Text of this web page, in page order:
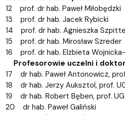
12 prof. dr hab. Paweł Miłobędzki
13 prof. dr hab. Jacek Rybicki
14 prof. dr hab. Agnieszka
15 prof. dr hab. Mirosław Szreder
16 prof. dr hab. Elżbieta
Profesorowie uczelni i
17 dr hab. Paweł Antonowicz,
18 dr hab. Jerzy Auksztol, prof.
19 dr hab. Robert Bęben, prof. UG
20 dr hab. Paweł Galiński